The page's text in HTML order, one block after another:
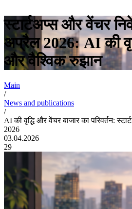
स्टार्टअप्स और वेंचर
अप्रैल 2026: AI की
और वैश्विक रुझान
Main
/
News and publications
/
AI की वृद्धि और वेंचर बाजार का परिवर्तन:
2026
03.04.2026
29